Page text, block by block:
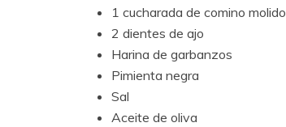
1 cucharada de comino molido
2 dientes de ajo
Harina de garbanzos
Pimienta negra
Sal
Aceite de oliva